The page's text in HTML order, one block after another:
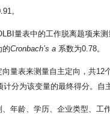
。
量表中的工作脱离题项来
的Cronbach’s a 系数为0.78。
量表来测量自主定向，共
分为该变量的最终得分。自
年龄、学历、企业类型、工